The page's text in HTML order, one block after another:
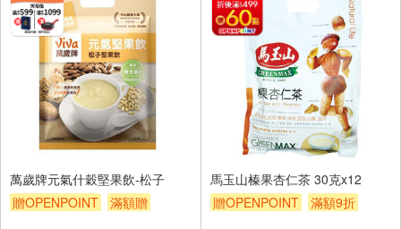
萬歲牌元氣什穀堅果飲-松子
贈OPENPOINT
滿額贈
馬玉山榛果杏仁茶 30克x12
贈OPENPOINT
滿額9折